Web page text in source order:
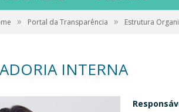
» Portal da Transparência » Estrutura
INTERNA